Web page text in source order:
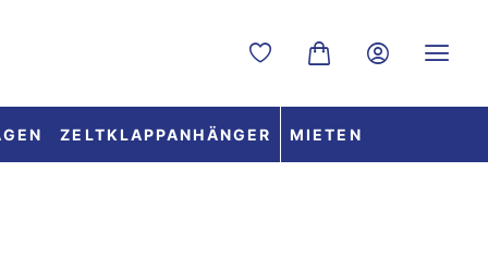
Du hast 0 Produkte auf
Warenkorb enthält
ZELTKLAPPANHÄNGER MIETEN